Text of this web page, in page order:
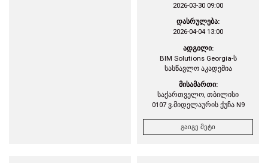
2026-03-30 09:00
დასრულება:
2026-04-04 13:00
ადგილი:
BIM Solutions Georgia-ს
სასწავლო აკადემია
მისამართი:
საქართველო, თბილისი
0107 ვ.მიდელაურის ქუჩა N9
გაიგე მეტი